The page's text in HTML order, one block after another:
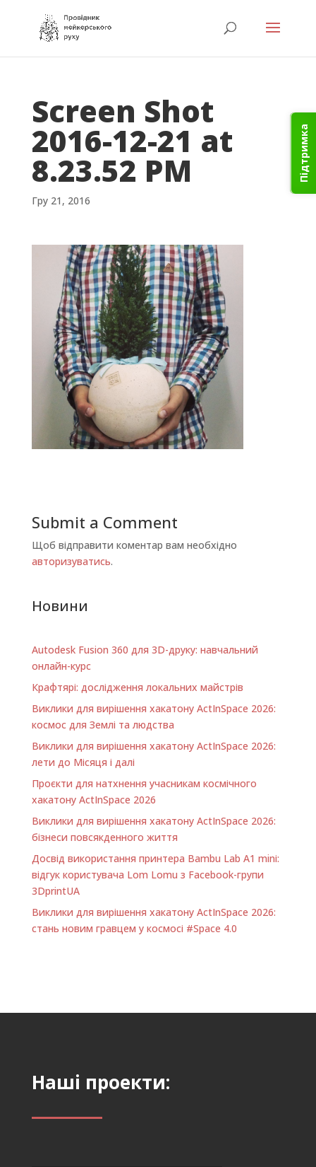
Підтримка
Screen Shot
2016-12-21 at
8.23.52 PM
Гру 21, 2016
Submit a Comment
Щоб відправити коментар вам необхідно
авторизуватись.
Новини
Autodesk Fusion 360 для 3D-друку: навчальний
онлайн-курс
Крафтярі: дослідження локальних майстрів
Виклики для вирішення хакатону ActInSpace 2026:
космос для Землі та людства
Виклики для вирішення хакатону ActInSpace 2026:
лети до Місяця і далі
Проєкти для натхнення учасникам космічного
хакатону ActInSpace 2026
Виклики для вирішення хакатону ActInSpace 2026:
бізнеси повсякденного життя
Досвід використання принтера Bambu Lab A1 minі:
відгук користувача Lom Lomu з Facebook-групи
3DprintUA
Виклики для вирішення хакатону ActInSpace 2026:
стань новим гравцем у космосі #Space 4.0
Наші проекти: